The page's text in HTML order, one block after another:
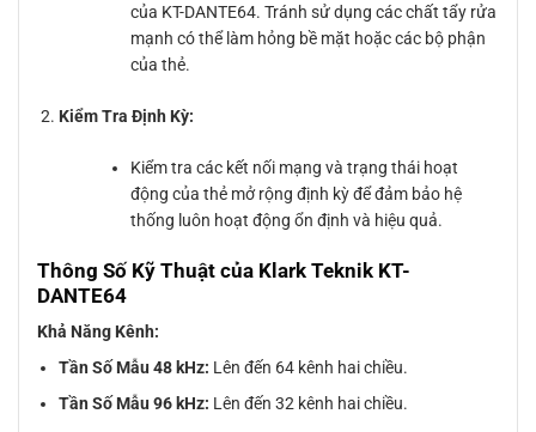
của KT-DANTE64. Tránh sử dụng các chất tẩy rửa
mạnh có thể làm hỏng bề mặt hoặc các bộ phận
của thẻ.
Kiểm Tra Định Kỳ:
Kiểm tra các kết nối mạng và trạng thái hoạt
động của thẻ mở rộng định kỳ để đảm bảo hệ
thống luôn hoạt động ổn định và hiệu quả.
Thông Số Kỹ Thuật của Klark Teknik KT-
DANTE64
Khả Năng Kênh:
Tần Số Mẫu 48 kHz: Lên đến 64 kênh hai chiều.
Tần Số Mẫu 96 kHz: Lên đến 32 kênh hai chiều.